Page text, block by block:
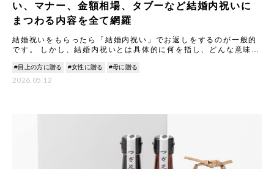
い、マナー、金額相場、タブーなど結婚内祝いに
まつわる内容を全て網羅
結婚祝いをもらったら「結婚内祝い」でお返しをするのが一般的
です。 しかし、結婚内祝いとは具体的に何を指し、どんな意味や
由
#目上の方に贈る #女性に贈る #母に贈る
2026.05.12